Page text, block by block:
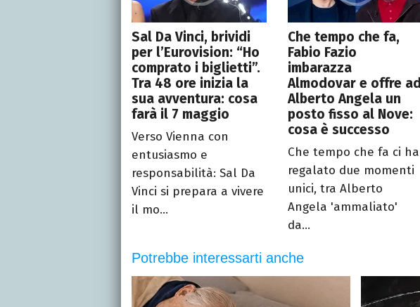
Sal Da Vinci, brividi
per l’Eurovision: “Ho
comprato i biglietti”.
Tra 48 ore inizia la
sua avventura: cosa
farà il 7 maggio
Verso Vienna con
entusiasmo e
responsabilità: Sal Da
Vinci si prepara a vivere
il mo...
Che tempo che fa,
Fabio Fazio
imbarazza
Almodovar e offre ad
Alberto Angela un
posto fisso al Nove:
cosa è successo
Che tempo che fa ci ha
regalato due momenti
unici, tra Alberto
Angela 'ammaliato'
da...